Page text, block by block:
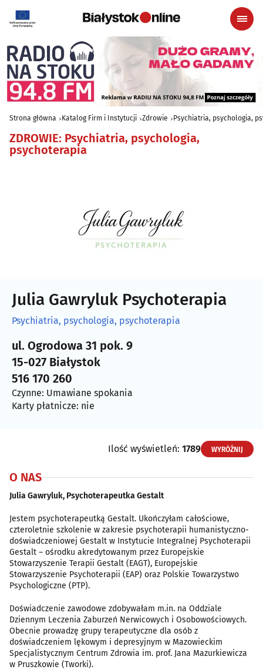
Strona główna Katalog Firm i Instytucji Zdrowie Psychiatria, psychologia,
ZDROWIE: Psychiatria, psychologia,
psychoterapia
Julia Gawryluk Psychoterapia
Psychiatria, psychologia, psychoterapia
ul. Ogrodowa 31 pok. 9
15-027 Białystok
516 170 260
Czynne: Umawiane spokania
Karty płatnicze: nie
Ilość wyświetleń: 1789 WYRÓŻNIJ
O NAS
Julia Gawryluk, Psychoterapeutka Gestalt
Jestem psychoterapeutką Gestalt. Ukończyłam całościowe,
czteroletnie szkolenie w zakresie psychoterapii humanistyczno-
doświadczeniowej Gestalt w Instytucie Integralnej Psychoterapii
Gestalt – ośrodku akredytowanym przez Europejskie
Stowarzyszenie Terapii Gestalt (EAGT), Europejskie
Stowarzyszenie Psychoterapii (EAP) oraz Polskie Towarzystwo
Psychologiczne (PTP).
Doświadczenie zawodowe zdobywałam m.in. na Oddziale
Dziennym Leczenia Zaburzeń Nerwicowych i Osobowościowych.
Obecnie prowadzę grupy terapeutyczne dla osób z
doświadczeniem lękowym i depresyjnym w Mazowieckim
Specjalistycznym Centrum Zdrowia im. prof. Jana Mazurkiewicza
w Pruszkowie (Tworki).